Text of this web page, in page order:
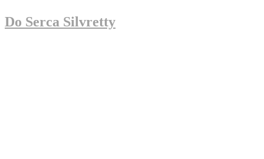
Do Serca Silvretty